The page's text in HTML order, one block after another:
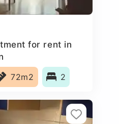
for rent in
72m2 2